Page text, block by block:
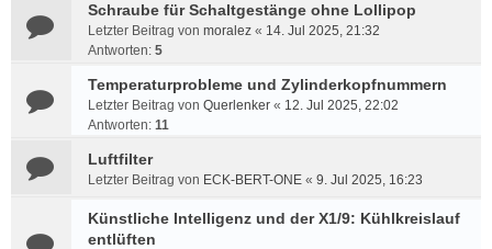
Schraube für Schaltgestänge ohne Lollipop
Letzter Beitrag von moralez « 14. Jul 2025, 21:32
Antworten: 5
Temperaturprobleme und Zylinderkopfnummern
Letzter Beitrag von Querlenker « 12. Jul 2025, 22:02
Antworten: 11
Luftfilter
Letzter Beitrag von ECK-BERT-ONE « 9. Jul 2025, 16:23
Künstliche Intelligenz und der X1/9: Kühlkreislauf
entlüften